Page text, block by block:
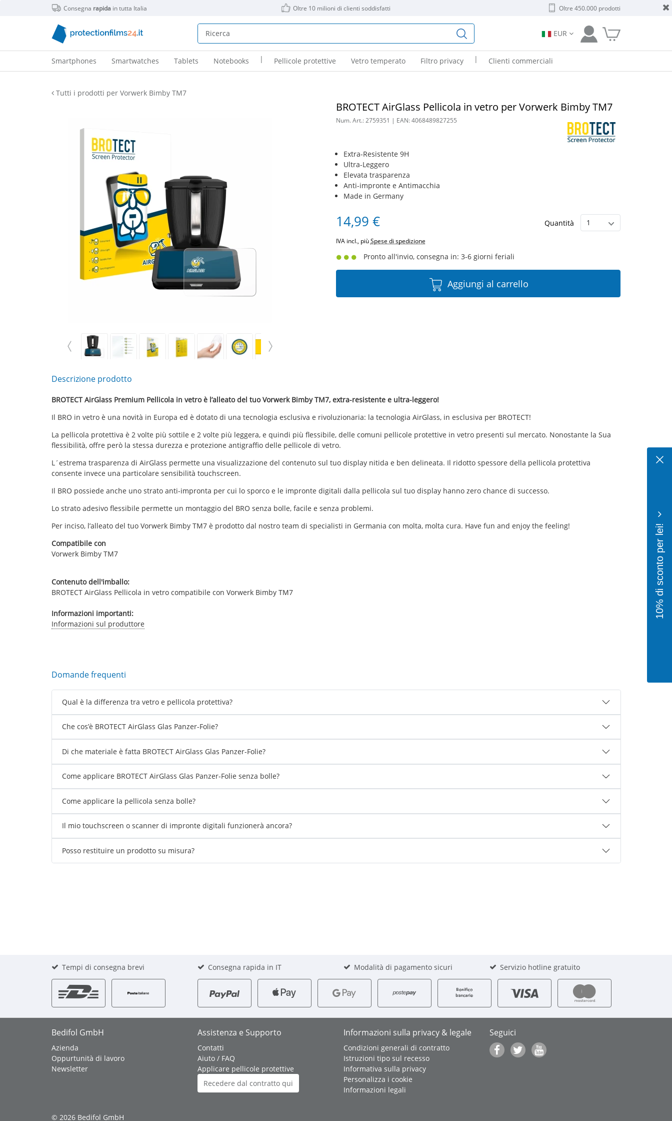
Consegna rapidain tutta Italia Oltre 10 milioni di clienti soddisfatti Oltre 450.000 prodotti
EUR
Smartphones Smartwatches Tablets Notebooks | Pellicole protettive Vetro temperato Filtro privacy | Clienti commerciali
Tutti i prodotti per Vorwerk Bimby TM7
BROTECT AirGlass Pellicola in vetro per Vorwerk Bimby TM7
Num. Art.:2759351 | EAN:4068489827255
Extra-Resistente 9H
Ultra-Leggero
Elevata trasparenza
Anti-impronte e Antimacchia
Made in Germany
14,99 € Quantità
IVA incl., piùSpese di spedizione
Pronto all'invio, consegna in: 3-6 giorni feriali
Aggiungi al carrello
Descrizione prodotto
BROTECT AirGlass Premium Pellicola in vetro è l’alleato del tuo Vorwerk Bimby TM7, extra-resistente e ultra-leggero!
Il BRO in vetro è una novità in Europa ed è dotato di una tecnologia esclusiva e rivoluzionaria: la tecnologia AirGlass, in esclusiva per BROTECT!
La pellicola protettiva è 2 volte più sottile e 2 volte più leggera, e quindi più flessibile, delle comuni pellicole protettive in vetro presenti sul mercato. Nonostante la Sua
flessibilità, offre però la stessa durezza e protezione antigraffio delle pellicole di vetro.
L´estrema trasparenza di AirGlass permette una visualizzazione del contenuto sul tuo display nitida e ben delineata. Il ridotto spessore della pellicola protettiva
consente invece una particolare sensibilità touchscreen.
Il BRO possiede anche uno strato anti-impronta per cui lo sporco e le impronte digitali dalla pellicola sul tuo display hanno zero chance di successo.
Lo strato adesivo flessibile permette un montaggio del BRO senza bolle, facile e senza problemi.
Per inciso, l’alleato del tuo Vorwerk Bimby TM7 è prodotto dal nostro team di specialisti in Germania con molta, molta cura. Have fun and enjoy the feeling!
Compatibile con
Vorwerk Bimby TM7
Contenuto dell'imballo:
BROTECT AirGlass Pellicola in vetro compatibile con Vorwerk Bimby TM7
Informazioni importanti:
Informazioni sul produttore
Domande frequenti
Qual è la differenza tra vetro e pellicola protettiva?
Che cos’è BROTECT AirGlass Glas Panzer-Folie?
Di che materiale è fatta BROTECT AirGlass Glas Panzer-Folie?
Come applicare BROTECT AirGlass Glas Panzer-Folie senza bolle?
Come applicare la pellicola senza bolle?
Il mio touchscreen o scanner di impronte digitali funzionerà ancora?
Posso restituire un prodotto su misura?
Tempi di consegna brevi Consegna rapida in IT Modalità di pagamento sicuri Servizio hotline gratuito
Bedifol GmbH
Azienda
Oppurtunità di lavoro
Newsletter
Assistenza e Supporto
Contatti
Aiuto / FAQ
Applicare pellicole protettive
Recedere dal contratto qui
Informazioni sulla privacy & legale
Condizioni generali di contratto
Istruzioni tipo sul recesso
Informativa sulla privacy
Personalizza i cookie
Informazioni legali
Seguici
© 2026 Bedifol GmbH
10% di sconto per lei!